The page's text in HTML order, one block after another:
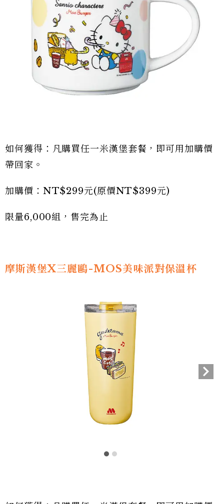
如何獲得：凡購買任一米漢堡套餐，即可用加購價
帶回家。
加購價：NT$299元(原價NT$399元)
限量6,000組，售完為止
摩斯漢堡X三麗鷗-MOS美味派對保溫杯